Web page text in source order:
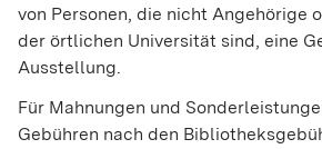
von Personen, die nicht Angehörige
der örtlichen Universität sind, eine
Ausstellung.
Für Mahnungen und
Gebühren nach den